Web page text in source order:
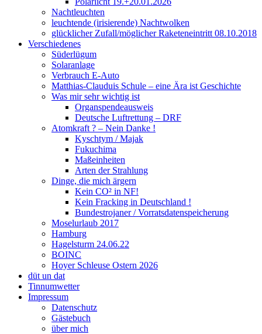
Nachtleuchten
leuchtende (irisierende) Nachtwolken
glücklicher Zufall/möglicher Raketeneintritt 08.10.2018
Verschiedenes
Süderlügum
Solaranlage
Verbrauch E-Auto
Matthias-Clauduis Schule – eine Ära ist Geschichte
Was mir sehr wichtig ist
Organspendeausweis
Deutsche Luftrettung – DRF
Atomkraft ? – Nein Danke !
Kyschtym / Majak
Fukuchima
Maßeinheiten
Arten der Strahlung
Dinge, die mich ärgern
Kein CO² in NF!
Kein Fracking in Deutschland !
Bundestrojaner / Vorratsdatenspeicherung
Moselurlaub 2017
Hamburg
Hagelsturm 24.06.22
BOINC
Hoyer Schleuse Ostern 2026
düt un dat
Tinnumwetter
Impressum
Datenschutz
Gästebuch
über mich